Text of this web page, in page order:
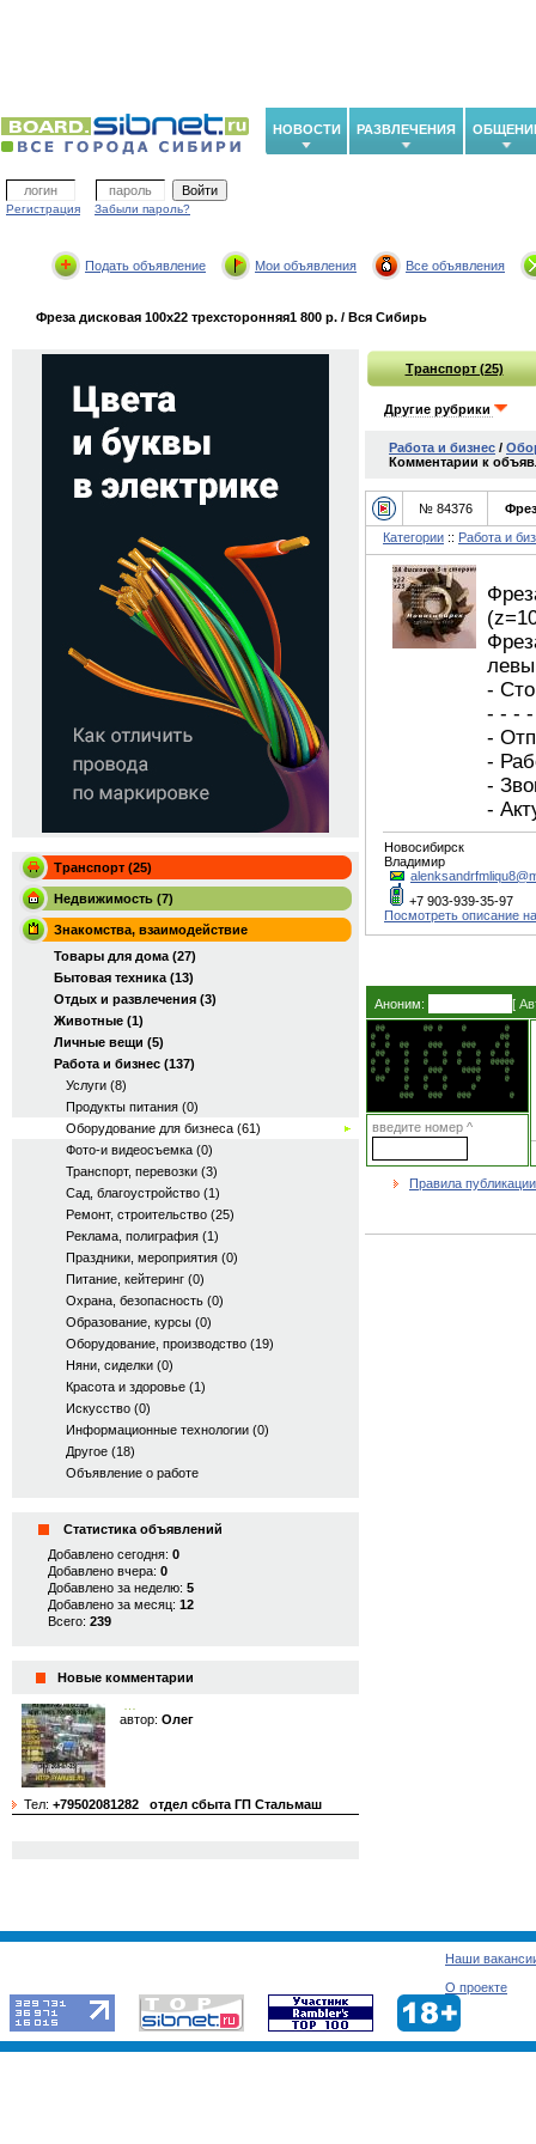
НОВОСТИ РАЗВЛЕЧЕНИЯ
Регистрация Забыли пароль?
Подать объявление Мои объявления Все объявления
Фреза дисковая 100х22 трехсторонняя1 800 р. / Вся Сибирь
Транспорт (25)
Недвижимость (7)
Знакомства, взаимодействие
Товары для дома (27)
Бытовая техника (13)
Отдых и развлечения (3)
Животные (1)
Личные вещи (5)
Работа и бизнес (137)
Услуги (8)
Продукты питания (0)
Оборудование для бизнеса (61)
Фото-и видеосъемка (0)
Транспорт, перевозки (3)
Сад, благоустройство (1)
Ремонт, строительство (25)
Реклама, полиграфия (1)
Праздники, мероприятия (0)
Питание, кейтеринг (0)
Охрана, безопасность (0)
Образование, курсы (0)
Оборудование, производство (19)
Няни, сиделки (0)
Красота и здоровье (1)
Искусство (0)
Информационные технологии (0)
Другое (18)
Объявление о работе
Статистика объявлений
Добавлено сегодня: 0
Добавлено вчера: 0
Добавлено за неделю: 5
Добавлено за месяц: 12
Всего: 239
Новые комментарии
автор: Олег
Тел: +79502081282 отдел сбыта ГП Стальмаш
Транспорт (25)
Другие рубрики
Работа и бизнес /
Комментарии к
№ 84376
Категории :: Работа и
-
- - -
-
-
-
-
Новосибирск
Владимир
+7 903-939-35-97
Посмотреть описание
Аноним: [
@@        @@ @    @        @
@  @                       @@
@  @  @@    @@@    @@@    @ @
@@    @   @   @  @   @  @  @
@  @   @   @   @  @   @  @@@@@
@  @   @    @@@    @@@@     @
@@    @   @   @      @     @
       @   @   @     @
      @@@   @@@   @@@        @
введите номер ^
Правила
Наши
О проекте